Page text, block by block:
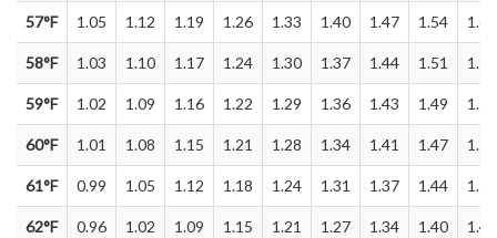
57°F 1.05 1.12 1.19 1.26 1.33 1.40 1.47 1.54 1.62
58°F 1.03 1.10 1.17 1.24 1.30 1.37 1.44 1.51 1.59
59°F 1.02 1.09 1.16 1.22 1.29 1.36 1.43 1.49 1.56
60°F 1.01 1.08 1.15 1.21 1.28 1.34 1.41 1.47 1.54
61°F 0.99 1.05 1.12 1.18 1.24 1.31 1.37 1.44 1.50
62°F 0.96 1.02 1.09 1.15 1.21 1.27 1.34 1.40 1.46